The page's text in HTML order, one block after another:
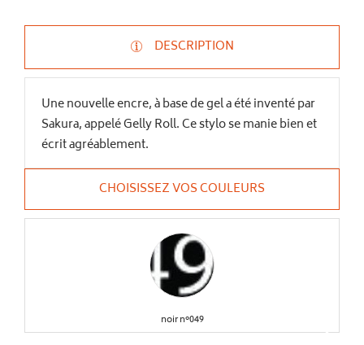
DESCRIPTION
Une nouvelle encre, à base de gel a été inventé par
Sakura, appelé Gelly Roll. Ce stylo se manie bien et
écrit agréablement.
CHOISISSEZ VOS COULEURS
noir n°049
keyboard_arrow_right